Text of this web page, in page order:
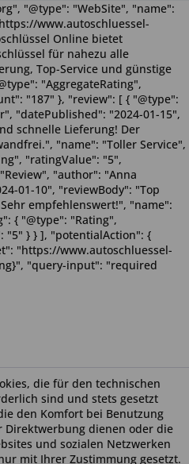
die für den technischen
sind und stets gesetzt
den Komfort bei Benutzung
Direktwerbung dienen oder die
und sozialen Netzwerken
mit Ihrer Zustimmung gesetzt.
"@type": "WebSite", "name":
www.autoschluessel-
Online bietet
für nahezu alle
Top-Service und günstige
"AggregateRating",
"187" }, "review": [ { "@type":
"datePublished": "2024-01-15",
schnelle Lieferung! Der
"name": "Toller Service",
"ratingValue": "5",
"author": "Anna
01-10", "reviewBody": "Top
empfehlenswert!", "name":
{ "@type": "Rating",
"5" } } ], "potentialAction": {
"https://www.autoschluessel-
"query-input": "required